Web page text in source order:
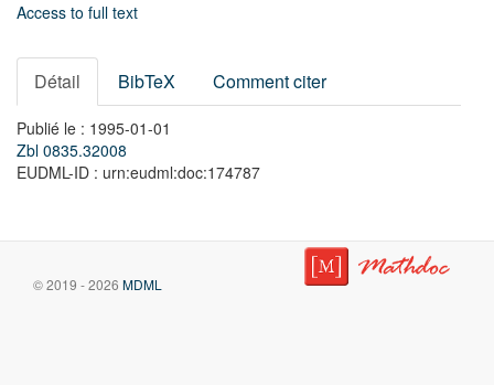
Access to full text
Détail BibTeX Comment citer
Publié le : 1995-01-01
Zbl 0835.32008
EUDML-ID : urn:eudml:doc:174787
© 2019 - 2026 MDML